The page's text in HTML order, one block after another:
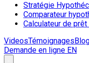
Stratégie
Comparateur
Calculateur de
VideosTémoignages
Demande en ligne EN